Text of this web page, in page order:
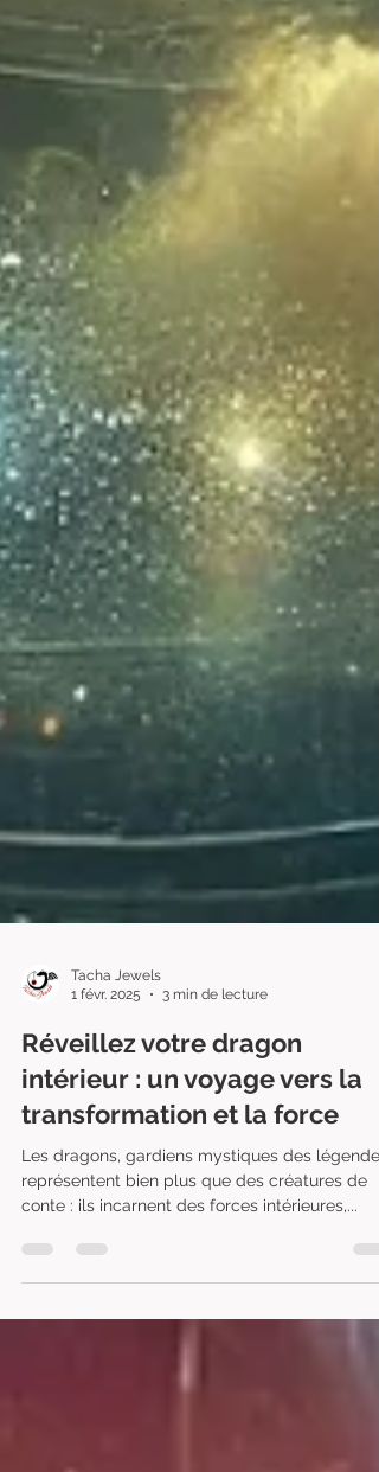
Tacha Jewels
1 févr. 2025
3 min de lecture
Réveillez votre dragon
intérieur : un voyage vers la
transformation et la force
Les dragons, gardiens mystiques des